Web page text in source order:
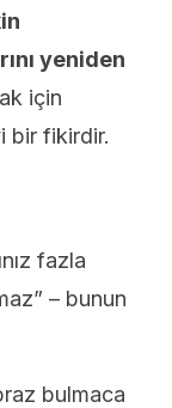
yeniden
için
bir fikirdir.
fazla
– bunun
bulmaca